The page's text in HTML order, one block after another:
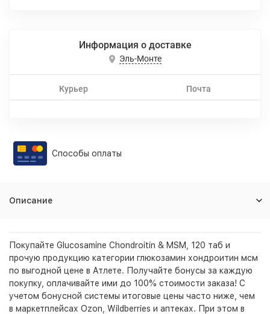
Информация о доставке
Эль-Монте
Курьер Почта
Способы оплаты
Описание
Покупайте Glucosamine Chondroitin & MSM, 120 таб и
прочую продукцию категории глюкозамин хондроитин мсм
по выгодной цене в Атлете. Получайте бонусы за каждую
покупку, оплачивайте ими до 100% стоимости заказа! С
учетом бонусной системы итоговые цены часто ниже, чем
в маркетплейсах Ozon, Wildberries и аптеках. При этом в